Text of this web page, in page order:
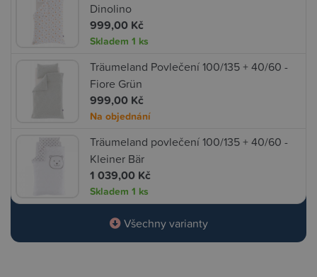
Dinolino
999,00 Kč
Skladem 1 ks
Träumeland Povlečení 100/135 + 40/60 -
Fiore Grün
999,00 Kč
Na objednání
Träumeland povlečení 100/135 + 40/60 -
Kleiner Bär
1 039,00 Kč
Skladem 1 ks
Všechny varianty